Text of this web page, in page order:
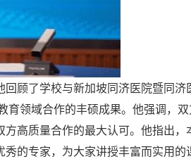
顾了学校与新加坡同济医院暨同济
育领域合作的丰硕成果。他强调，
高质量合作的最大认可。他指出，
的专家，为大家讲授丰富而实用的